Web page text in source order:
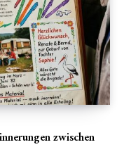
zwischen